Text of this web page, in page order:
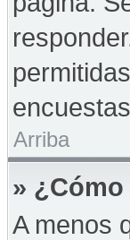
Arriba
»
A menos